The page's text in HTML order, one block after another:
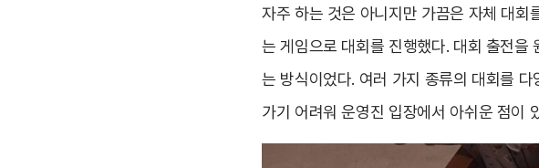
자주 하는 것은 아니지만 가끔은 자체 대회
는 게임으로 대회를 진행했다. 대회 출전
는 방식이었다. 여러 가지 종류의 대회를
가기 어려워 운영진 입장에서 아쉬운 점이